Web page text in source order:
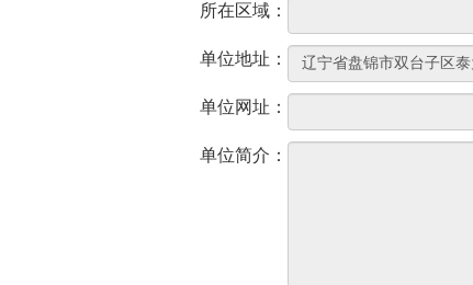
所在区域：
单位地址：
单位网址：
单位简介：